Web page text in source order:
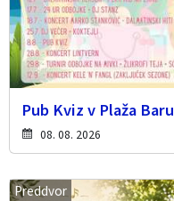
Pub Kviz v Plaža Baru
08. 08. 2026
Preddvor